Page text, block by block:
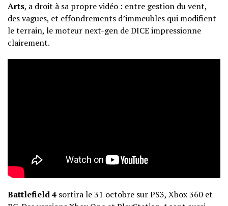
Arts, a droit à sa propre vidéo : entre gestion du vent,
des vagues, et effondrements d’immeubles qui modifient
le terrain, le moteur next-gen de DICE impressionne
clairement.
Battlefield 4 sortira le 31 octobre sur PS3, Xbox 360 et